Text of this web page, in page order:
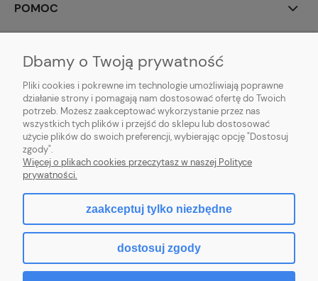
POMOC
INFORMACJE
O NAS
Sklep internetowy Shoper.pl
Dbamy o Twoją prywatność
Pliki cookies i pokrewne im technologie umożliwiają poprawne
działanie strony i pomagają nam dostosować ofertę do Twoich
potrzeb. Możesz zaakceptować wykorzystanie przez nas
wszystkich tych plików i przejść do sklepu lub dostosować
użycie plików do swoich preferencji, wybierając opcję "Dostosuj
zgody".
Więcej o plikach cookies przeczytasz w naszej Polityce
prywatności.
zaakceptuj tylko niezbędne
dostosuj zgody